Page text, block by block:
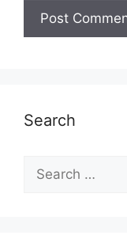
Search
Search
for: